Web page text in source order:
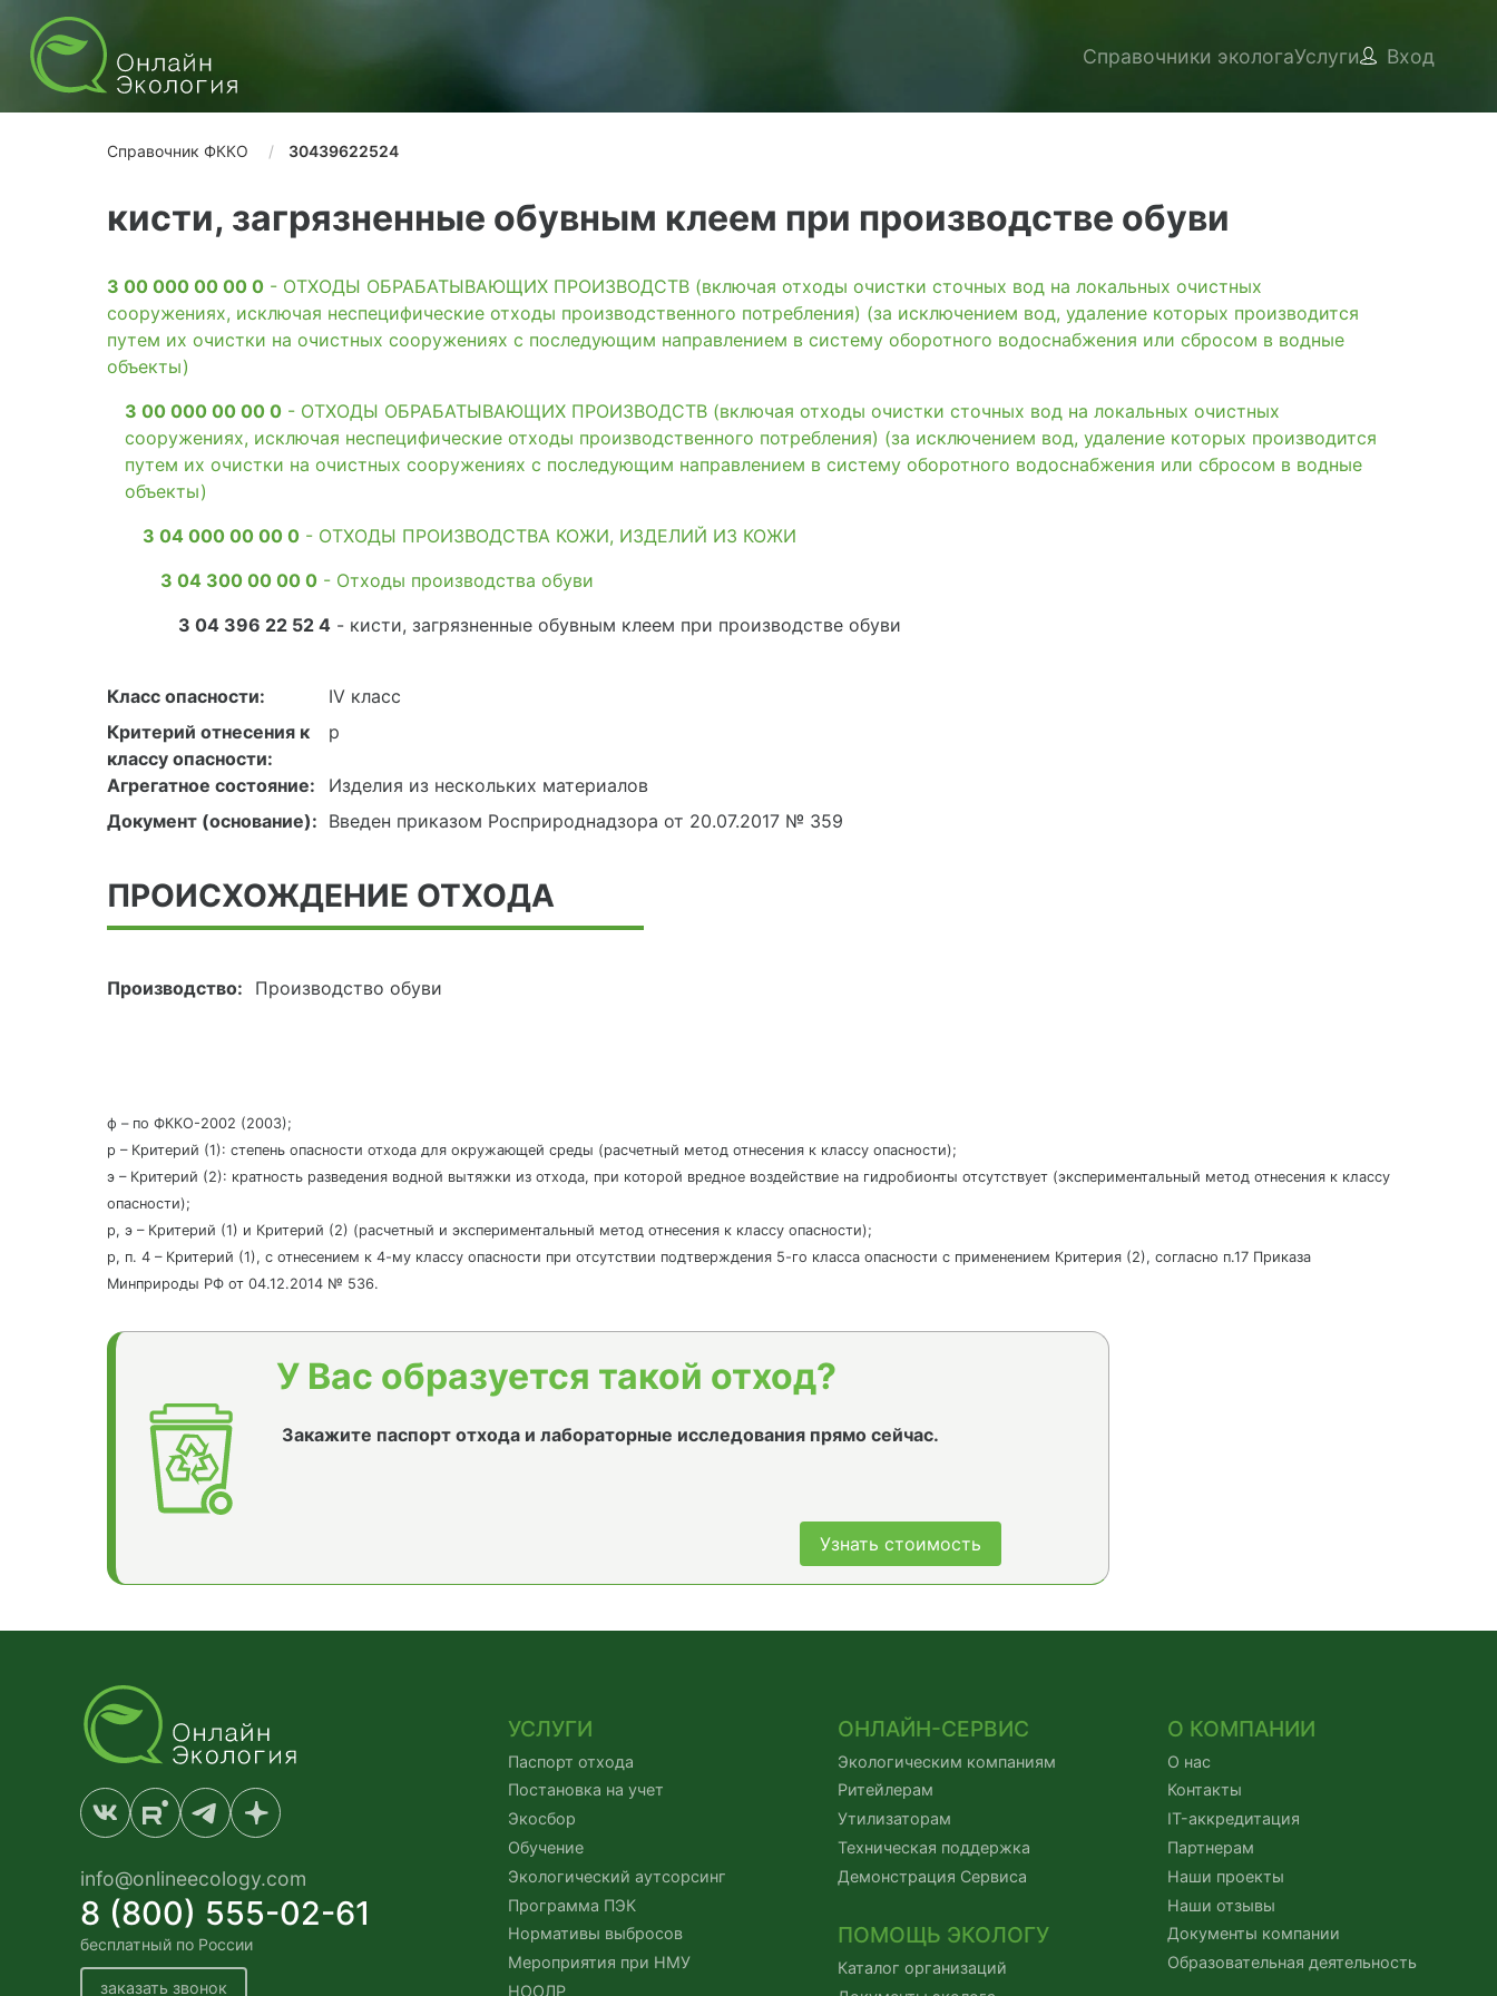
Справочники экологаУслуги Вход
Справочник ФККО 30439622524
кисти, загрязненные обувным клеем при производстве обуви
3 00 000 00 00 0 - ОТХОДЫ ОБРАБАТЫВАЮЩИХ ПРОИЗВОДСТВ (включая отходы очистки сточных вод на локальных очистных
сооружениях, исключая неспецифические отходы производственного потребления) (за исключением вод, удаление которых производится
путем их очистки на очистных сооружениях с последующим направлением в систему оборотного водоснабжения или сбросом в водные
объекты)
3 00 000 00 00 0 - ОТХОДЫ ОБРАБАТЫВАЮЩИХ ПРОИЗВОДСТВ (включая отходы очистки сточных вод на локальных очистных
сооружениях, исключая неспецифические отходы производственного потребления) (за исключением вод, удаление которых производится
путем их очистки на очистных сооружениях с последующим направлением в систему оборотного водоснабжения или сбросом в водные
объекты)
3 04 000 00 00 0 - ОТХОДЫ ПРОИЗВОДСТВА КОЖИ, ИЗДЕЛИЙ ИЗ КОЖИ
3 04 300 00 00 0 - Отходы производства обуви
3 04 396 22 52 4 - кисти, загрязненные обувным клеем при производстве обуви
Класс опасности:
IV класс
Критерий отнесения к
классу опасности:
р
Агрегатное состояние:
Изделия из нескольких материалов
Документ (основание): Введен приказом Росприроднадзора от 20.07.2017 № 359
ПРОИСХОЖДЕНИЕ ОТХОДА
Производство: Производство обуви
ф – по ФККО-2002 (2003);
р – Критерий (1): степень опасности отхода для окружающей среды (расчетный метод отнесения к классу опасности);
э – Критерий (2): кратность разведения водной вытяжки из отхода, при которой вредное воздействие на гидробионты отсутствует (экспериментальный метод отнесения к классу
опасности);
р, э – Критерий (1) и Критерий (2) (расчетный и экспериментальный метод отнесения к классу опасности);
р, п. 4 – Критерий (1), с отнесением к 4-му классу опасности при отсутствии подтверждения 5-го класса опасности с применением Критерия (2), согласно п.17 Приказа
Минприроды РФ от 04.12.2014 № 536.
У Вас образуется такой отход?
Закажите паспорт отхода и лабораторные исследования прямо сейчас.
Узнать стоимость
info@onlineecology.com
8 (800) 555-02-61
бесплатный по России
заказать звонок
УСЛУГИ
Паспорт отхода
Постановка на учет
Экосбор
Обучение
Экологический аутсорсинг
Программа ПЭК
Нормативы выбросов
Мероприятия при НМУ
НООЛР
ОНЛАЙН-СЕРВИС
Экологическим компаниям
Ритейлерам
Утилизаторам
Техническая поддержка
Демонстрация Сервиса
ПОМОЩЬ ЭКОЛОГУ
Каталог организаций
О КОМПАНИИ
О нас
Контакты
IT-аккредитация
Партнерам
Наши проекты
Наши отзывы
Документы компании
Образовательная деятельность